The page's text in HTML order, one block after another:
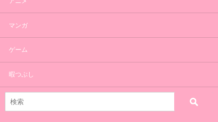
マンガ
ゲーム
暇つぶし